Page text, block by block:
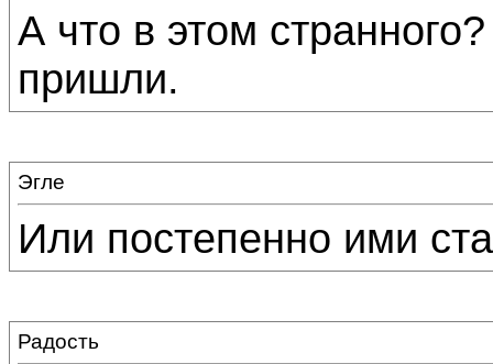
А что в этом
пришли.
Эгле
Или постепенно ими
Радость